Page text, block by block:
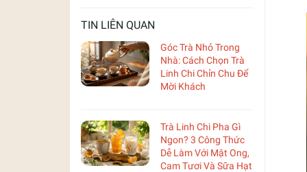
TIN LIÊN QUAN
Góc Trà Nhỏ Trong
Nhà: Cách Chọn Trà
Linh Chi Chỉn Chu Để
Mời Khách
Trà Linh Chi Pha Gì
Ngon? 3 Công Thức
Dễ Làm Với Mật Ong,
Cam Tươi Và Sữa Hạt